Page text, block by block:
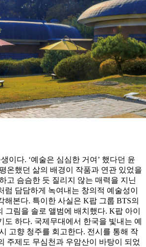
이다. ‘예술은 심심한 거여’ 했다던 윤
온했던 삶의 배경이 작품과 연관 있었을
고 슴슴한 듯 질리지 않는 매력을 지닌
럼 담담하게 녹여내는 창의적 예술성이
해본다. 특이한 사실은 K팝 그룹 BTS의
그림을 솔로 앨범에 배치했다. K팝 아이
도 하다. 국제무대에서 한국을 빛내는 예
고향 청주를 회고한다. 전시를 통해 작
주제도 무심천과 우암산이 바탕이 되었